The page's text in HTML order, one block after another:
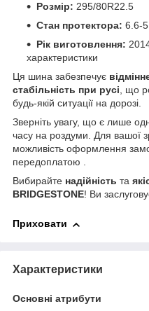
Розмір: 295/80R22.5
Стан протектора: 6.6-
Рік виготовлення:
характеристики
Ця шина забезпечує
стабільність при русі, що
будь-якій ситуації на дорозі.
Зверніть увагу, що є лише
часу на роздуми. Для вашої
можливість оформлення
передоплатою .
Вибирайте надійність та
BRIDGESTONE! Ви
Приховати
Характеристики
Основні атрибути